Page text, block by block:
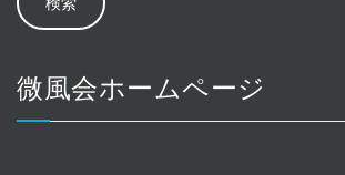
微風会ホームページ